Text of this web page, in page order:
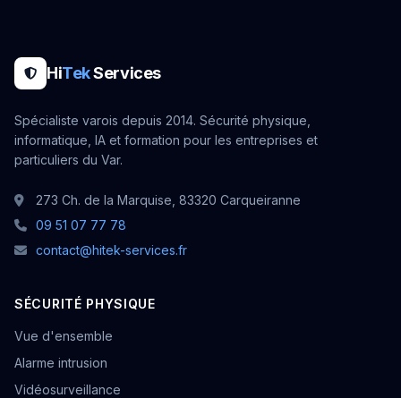
HiTekServices
Spécialiste varois depuis 2014. Sécurité physique,
informatique, IA et formation pour les entreprises et
particuliers du Var.
273 Ch. de la Marquise, 83320 Carqueiranne
09 51 07 77 78
contact@hitek-services.fr
SÉCURITÉ PHYSIQUE
Vue d'ensemble
Alarme intrusion
Vidéosurveillance